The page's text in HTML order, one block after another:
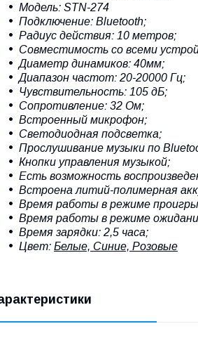
Модель: STN-274
Подключение: Bluetooth;
Радиус действия: 10 метров;
Совместимость со всеми
Диаметр динамиков: 40мм;
Диапазон частот: 20-20000 Гц;
Чувствительность: 105 дБ;
Сопротивление: 32 Ом;
Встроенный микрофон;
Светодиодная подсветка;
Прослушивание музыки по
Кнопки управления музыкой;
Есть возможность
Встроена литий-полимерная
Время работы в режиме
Время работы в режиме
Время зарядки: 2,5 часа;
Цвет: Белые, Синие, Розовые